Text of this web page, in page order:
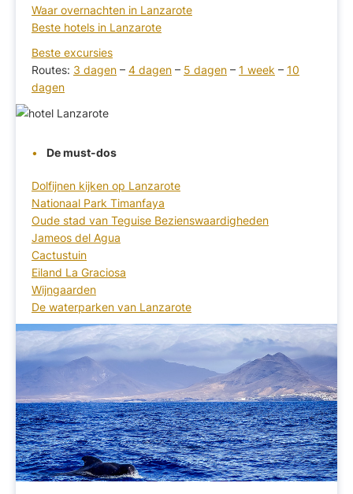
Waar overnachten in Lanzarote
Beste hotels in Lanzarote
Beste excursies
Routes: 3 dagen – 4 dagen – 5 dagen – 1 week – 10
dagen
De must-dos
Dolfijnen kijken op Lanzarote
Nationaal Park Timanfaya
Oude stad van Teguise Bezienswaardigheden
Jameos del Agua
Cactustuin
Eiland La Graciosa
Wijngaarden
De waterparken van Lanzarote